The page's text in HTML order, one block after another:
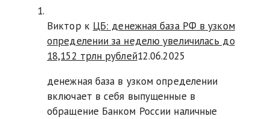
Виктор к ЦБ: денежная база РФ в узком
определении за неделю увеличилась до
18,152 трлн рублей12.06.2025
денежная база в узком определении
включает в себя выпущенные в
обращение Банком России наличные